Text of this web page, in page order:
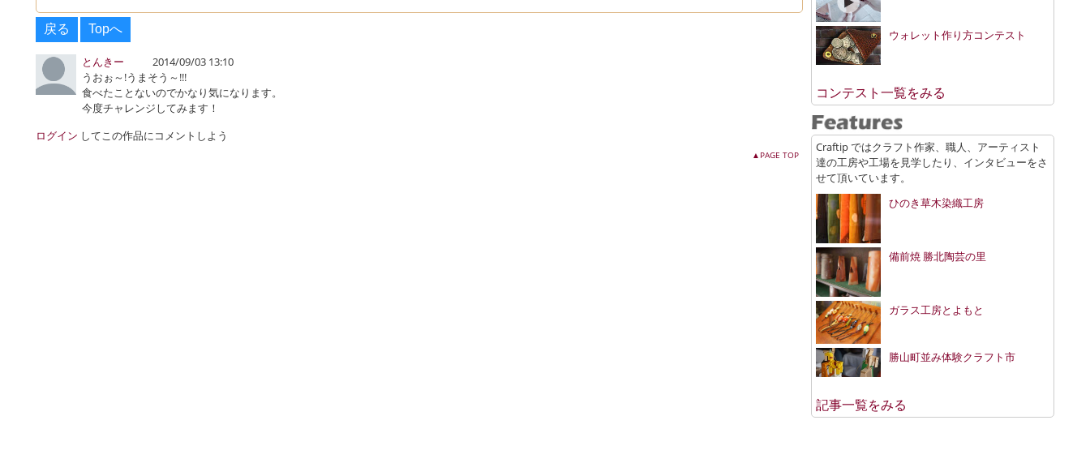
戻る Topへ
とんきー
2014/09/03 13:10
うおぉ～!うまそう～!!!
食べたことないのでかなり気になります。
今度チャレンジしてみます！
ログイン してこの作品にコメントしよう
▲PAGE TOP
ウォレット作り方コンテスト
コンテスト一覧をみる
Craftip ではクラフト作家、職人、アーティスト
達の工房や工場を見学したり、インタビューをさ
せて頂いています。
ひのき草木染織工房
備前焼 勝北陶芸の里
ガラス工房とよもと
勝山町並み体験クラフト市
記事一覧をみる